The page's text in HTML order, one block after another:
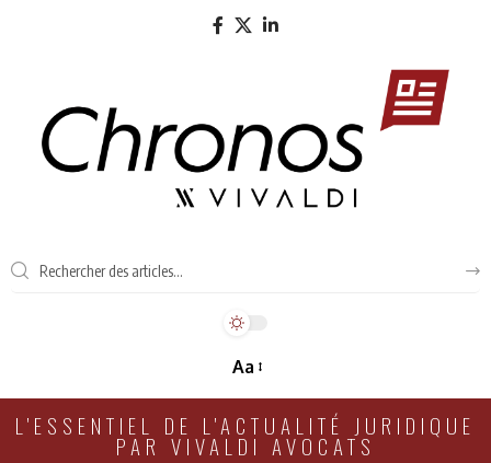
Aa
L'ESSENTIEL DE L'ACTUALITÉ JURIDIQUE
PAR VIVALDI AVOCATS